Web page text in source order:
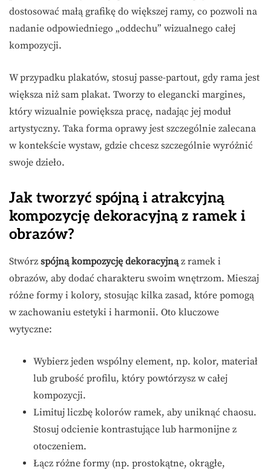
dostosować małą grafikę do większej ramy, co pozwoli na
nadanie odpowiedniego „oddechu” wizualnego całej
kompozycji.
W przypadku plakatów, stosuj passe-partout, gdy rama jest
większa niż sam plakat. Tworzy to elegancki margines,
który wizualnie powiększa pracę, nadając jej moduł
artystyczny. Taka forma oprawy jest szczególnie zalecana
w kontekście wystaw, gdzie chcesz szczególnie wyróżnić
swoje dzieło.
Jak tworzyć spójną i atrakcyjną
kompozycję dekoracyjną z ramek i
obrazów?
Stwórz spójną kompozycję dekoracyjnąz ramek i
obrazów, aby dodać charakteru swoim wnętrzom. Mieszaj
różne formy i kolory, stosując kilka zasad, które pomogą
w zachowaniu estetyki i harmonii. Oto kluczowe
wytyczne:
Wybierz jeden wspólny element, np. kolor, materiał
lub grubość profilu, który powtórzysz w całej
kompozycji.
Limituj liczbę kolorów ramek, aby uniknąć chaosu.
Stosuj odcienie kontrastujące lub harmonijne z
otoczeniem.
Łącz różne formy (np. prostokątne, okrągłe,